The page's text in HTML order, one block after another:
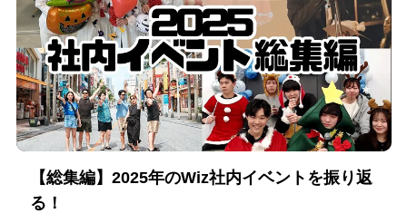
【総集編】2025年のWiz社内イベントを振り返
る！